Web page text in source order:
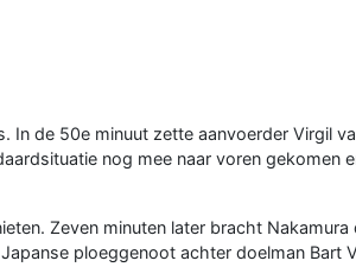
de 50e minuut zette aanvoerder Virgil
nog mee naar voren gekomen
Zeven minuten later bracht
ploeggenoot achter doelman Bart